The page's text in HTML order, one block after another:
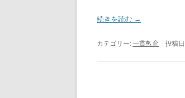
続きを読む →
カテゴリー:一貫教育 | 投稿